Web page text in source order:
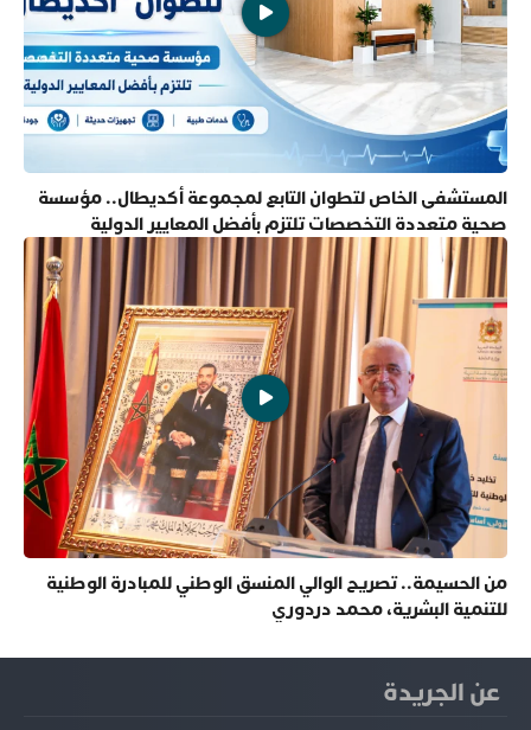
المستشفى الخاص لتطوان التابع لمجموعة أكديطال.. مؤسسة
صحية متعددة التخصصات تلتزم بأفضل المعايير الدولية
من الحسيمة.. تصريح الوالي المنسق الوطني للمبادرة الوطنية
للتنمية البشرية، محمد دردوري
عن الجريدة